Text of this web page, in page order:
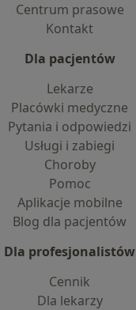
Centrum prasowe
Kontakt
Dla pacjentów
Lekarze
Placówki medyczne
Pytania i odpowiedzi
Usługi i zabiegi
Choroby
Pomoc
Aplikacje mobilne
Blog dla pacjentów
Dla profesjonalistów
Cennik
Dla lekarzy